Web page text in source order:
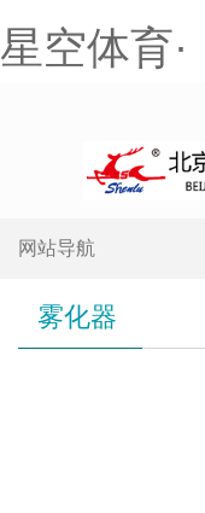
星空体育
网站导航
雾化器